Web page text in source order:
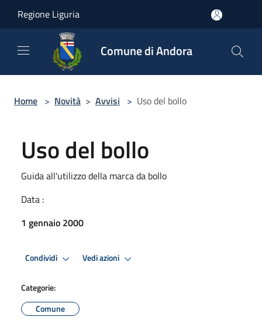
Regione Liguria
Comune di Andora
Home > Novità > Avvisi > Uso del bollo
Uso del bollo
Guida all'utilizzo della marca da bollo
Data :
1 gennaio 2000
Condividi Vedi azioni
Categorie:
Comune